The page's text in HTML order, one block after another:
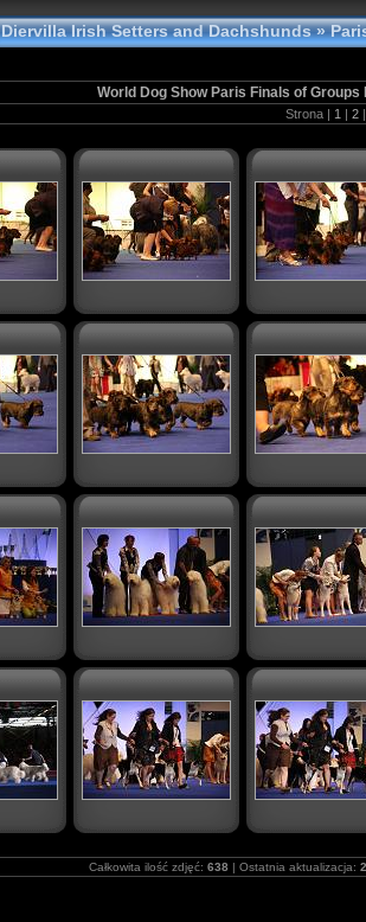
Diervilla Irish Setters and Dachshunds»
World Dog Show Paris Finals of
Strona | 1 | 2 |
Całkowita ilość zdjęć: 638 | Ostatnia aktualizacja: